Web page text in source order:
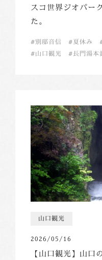
スコ世界ジオパー
た。
別邸音信 夏休み
山口観光
長門湯本
山口観光
2026/05/16
【山口観光】山口